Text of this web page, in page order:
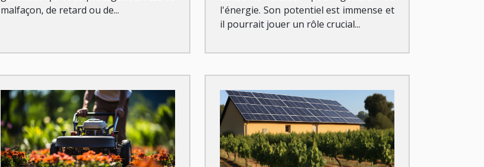
malfaçon, de retard ou de...
l'énergie. Son potentiel est immense et
il pourrait jouer un rôle crucial...